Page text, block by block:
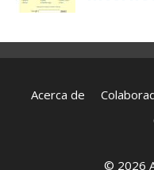
Acerca de
© 2026